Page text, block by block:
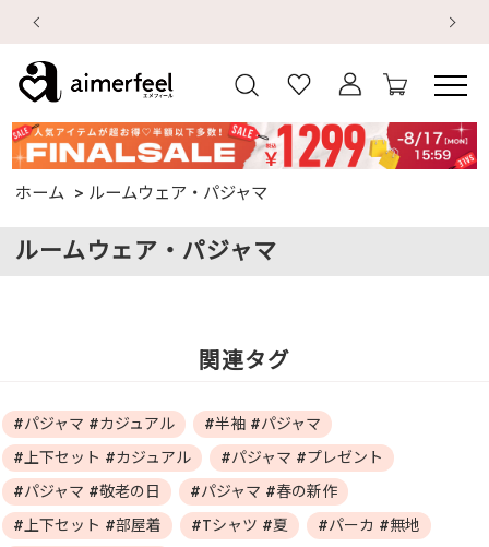
ホーム ルームウェア・パジャマ
ルームウェア・パジャマ
関連タグ
#パジャマ #カジュアル
#半袖 #パジャマ
#上下セット #カジュアル
#パジャマ #プレゼント
#パジャマ #敬老の日
#パジャマ #春の新作
#上下セット #部屋着
#Tシャツ #夏
#パーカ #無地